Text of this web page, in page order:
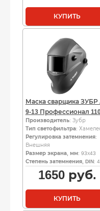
КУПИТЬ
Маска сварщика ЗУБР
9-13 Профессионал
Производитель: Зубр
Тип светофильтра:
Регулировка затемнения:
Внешняя
Размер экрана, мм: 93х43
Степень затемнения, DIN:
1650руб.
КУПИТЬ